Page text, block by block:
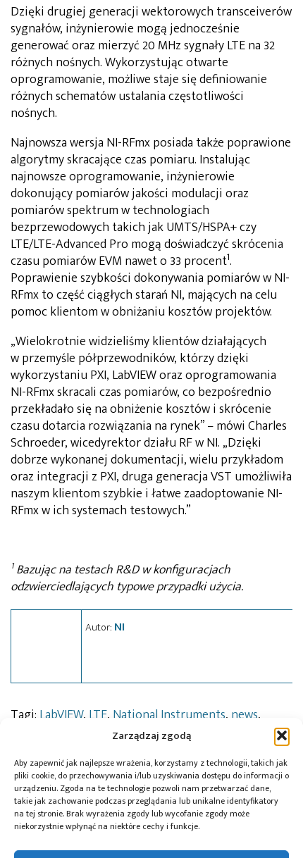
Zarządzaj zgodą
Aby zapewnić jak najlepsze wrażenia, korzystamy z technologii, takich jak
pliki cookie, do przechowywania i/lub uzyskiwania dostępu do informacji o
urządzeniu. Zgoda na te technologie pozwoli nam przetwarzać dane,
takie jak zachowanie podczas przeglądania lub unikalne identyfikatory
na tej stronie. Brak wyrażenia zgody lub wycofanie zgody może
niekorzystnie wpłynąć na niektóre cechy i funkcje.
Dzięki drugiej generacji wektorowych transceiverów
sygnałów, inżynierowie mogą jednocześnie
generować oraz mierzyć 20 MHz sygnały LTE na 32
różnych nośnych. Wykorzystując otwarte
oprogramowanie, możliwe staje się definiowanie
różnych schematów ustalania częstotliwości
nośnych.
Najnowsza wersja NI-RFmx posiada także poprawione
algorytmy skracające czas pomiaru. Instalując
najnowsze oprogramowanie, inżynierowie
dokonujący pomiarów jakości modulacji oraz
pomiarów spektrum w technologiach
bezprzewodowych takich jak UMTS/HSPA+ czy
LTE/LTE-Advanced Pro mogą doświadczyć skrócenia
czasu pomiarów EVM nawet o 33 procent1.
Poprawienie szybkości dokonywania pomiarów w NI-
RFmx to część ciągłych starań NI, mających na celu
pomoc klientom w obniżaniu kosztów projektów.
„Wielokrotnie widzieliśmy klientów działających
w przemyśle półprzewodników, którzy dzięki
wykorzystaniu PXI, LabVIEW oraz oprogramowania
NI-RFmx skracali czas pomiarów, co bezpośrednio
przekładało się na obniżenie kosztów i skrócenie
czasu dotarcia rozwiązania na rynek” – mówi Charles
Schroeder, wicedyrektor działu RF w NI. „Dzięki
dobrze wykonanej dokumentacji, wielu przykładom
oraz integracji z PXI, druga generacja VST umożliwiła
naszym klientom szybkie i łatwe zaadoptowanie NI-
RFmx w ich systemach testowych.”
1Bazując na testach R&D w konfiguracjach
odzwierciedlających typowe przypadki użycia.
Autor: NI
Tagi: LabVIEW, LTE, National Instruments, news,
PXI,transceiver
Przeczytaj również: